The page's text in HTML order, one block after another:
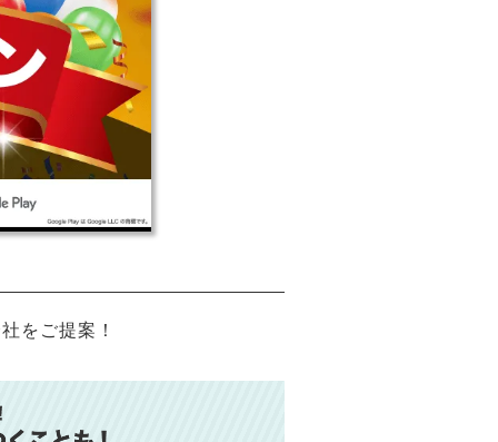
をご提案！